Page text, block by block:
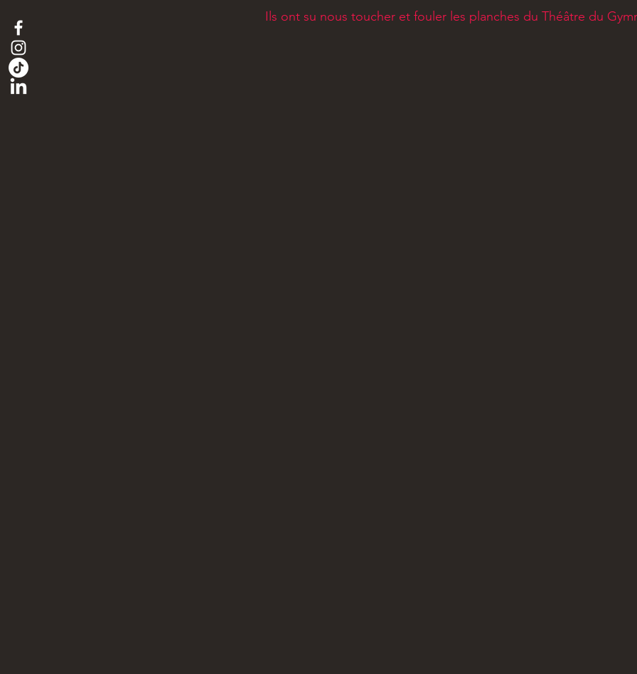
Ils ont su nous toucher et fouler les planches du Théâtre du